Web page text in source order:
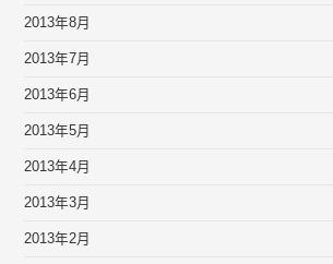
2013年8月
2013年7月
2013年6月
2013年5月
2013年4月
2013年3月
2013年2月